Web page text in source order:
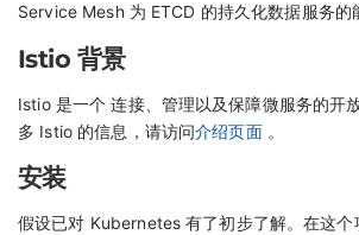
Service Mesh 为 ETCD 的持久化数据服务的
Istio 背景
Istio 是一个 连接、管理以及保障微服务的开
多 Istio 的信息，请访问介绍页面。
安装
假设已对 Kubernetes 有了初步了解。在这个